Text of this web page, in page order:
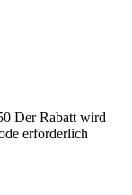
Der Rabatt wird
erforderlich